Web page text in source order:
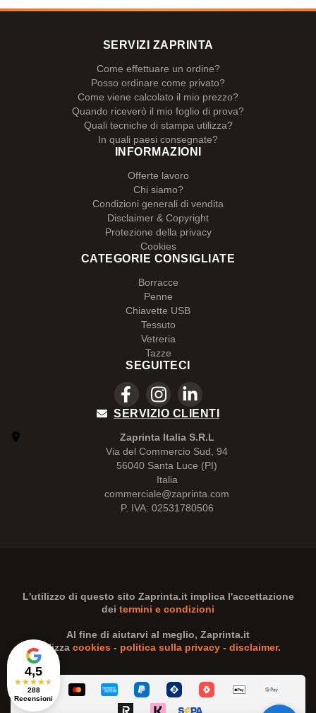
4,5
★★★★★
288
Recensioni
SERVIZI ZAPRINTA
Come effettuare un ordine?
Posso ordinare come privato?
Come viene calcolato il mio prezzo?
Quando riceverò il mio foglio di prova?
Quali tecniche di stampa utilizza?
In quali paesi consegnate?
INFORMAZIONI
Offerte lavoro
Chi siamo?
Condizioni generali di vendita
Disclaimer & Copyright
Protezione della privacy
Cookies
CATEGORIE CONSIGLIATE
Borracce
Penne
Chiavette USB
Tessuto
Vetreria
Tazze
SEGUITECI
SERVIZIO CLIENTI
Zaprinta Italia S.R.L
Via del Commercio Sud, 94
56040 Santa Luce (PI)
Italia
commerciale@zaprinta.com
P. IVA: 02531780506
L'utilizzo di questo sito Zaprinta.itimplica l'accettazione
dei termini e condizioni
Al fine di aiutarvi al meglio, Zaprinta.it
utilizza cookies- politica sulla privacy- disclaimer.